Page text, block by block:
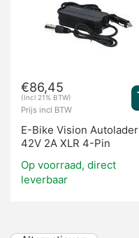
€86,45
(Incl 21% BTW)
Prijs incl BTW
E-Bike Vision Autolader
42V 2A XLR 4-Pin
Op voorraad, direct
leverbaar